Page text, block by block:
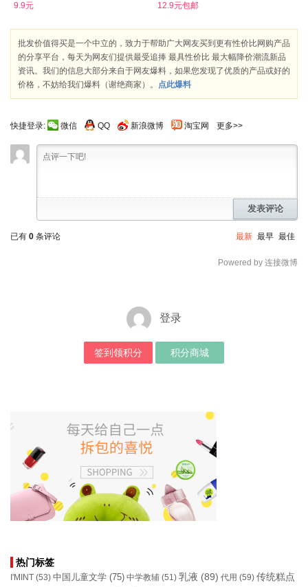
9.9元
12.9元包邮
批发价值得买是一个中立的，致力于帮助广大网友买到更有性价比网购产品
的分享平台，每天为网友们提供最受追捧 最具性价比 最大幅降价潮流新品
资讯。我们的信息大部分来自于网友爆料，如果您发现了优质的产品或好的
价格，不妨给我们爆料（谢绝商家）。 点此爆料
快捷登录: 微信 QQ 新浪微博 淘宝网 更多>>
发表评论
已有 0 条评论 最新 最早 最佳
Powered by 连接微博
登录
签到领积分 积分商城
热门标签
I'MINT (53) 中国儿童文学 (75) 中学教辅 (51) 乳液 (89) 代用 (59) 传统糕点